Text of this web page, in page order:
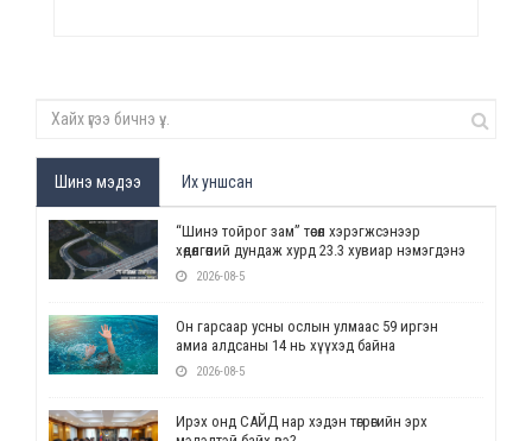
Шинэ мэдээ Их уншсан
“Шинэ тойрог зам” төсөл хэрэгжсэнээр
хөдөлгөөний дундаж хурд 23.3 хувиар нэмэгдэнэ
2026-08-5
Он гарсаар усны ослын улмаас 59 иргэн
амиа алдсаны 14 нь хүүхэд байна
2026-08-5
Ирэх онд САЙД нар хэдэн төгрөгийн эрх